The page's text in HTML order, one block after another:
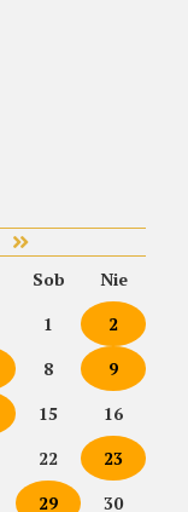
Sob
Nie
1
2
8
9
15
16
22
23
29 30